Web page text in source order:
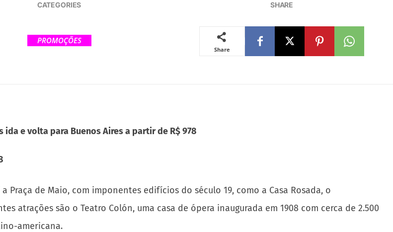
CATEGORIES
PROMOÇÕES
SHARE
Share
de Maio, com imponentes edifícios do século 19, como a Casa Rosada, o
atrações são o Teatro Colón, uma casa de ópera inaugurada em 1908 com cerca de 2.500
americana.